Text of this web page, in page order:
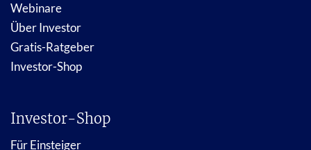
Webinare
Über Investor
Gratis-Ratgeber
Investor-Shop
Investor-Shop
Für Einsteiger